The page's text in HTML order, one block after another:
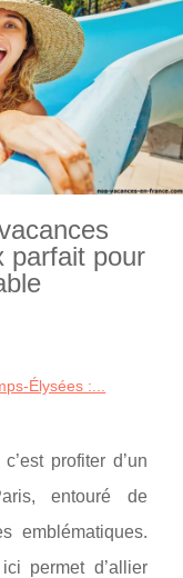
parfait pour
Élysées :...
profiter d’un
entouré de
emblématiques.
permet d’allier